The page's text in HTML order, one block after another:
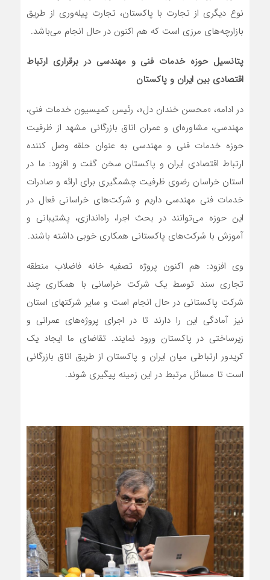
نوع دیگری از تجارت با پاکستان، تجارت پیله‌وری از طریق
بازارچه‌های مرزی است که هم اکنون در حال انجام می‌باشد.
پتانسیل حوزه خدمات فنی و مهندسی در برقراری ارتباط
اقتصادی بین ایران و پاکستان
در ادامه، «محسن خندان دل»، رئیس کمیسیون خدمات فنی،
مهندسی، مشاوره‌ای و عمران اتاق بازرگانی مشهد از ظرفیت
حوزه خدمات فنی و مهندسی به عنوان حلقه وصل کننده
ارتباط اقتصادی ایران و پاکستان سخن گفت و افزود: ما در
استان خراسان رضوی ظرفیت چشمگیری برای ارائه و صادرات
خدمات فنی مهندسی داریم و شرکت‌های خراسانی فعال در
این حوزه می‌توانند در بحث اجرا، راه‌اندازی، پشتیبانی و
آموزش با شرکت‌های پاکستانی همکاری خوبی داشته باشند.
وی افزود: هم اکنون پروژه تصفیه خانه فاضلاب منطقه
تجاری سند توسط یک شرکت خراسانی با همکاری چند
شرکت‌ پاکستانی در حال انجام است و سایر شرکت‎های استان
نیز آمادگی این را دارند تا در اجرای پروژه‌های عمرانی و
زیرساختی در پاکستان ورود نمایند. تقاضای ما ایجاد یک
کریدور ارتباطی میان ایران و پاکستان از طریق اتاق بازرگانی
است تا مسائل مرتبط در این زمینه پیگیری شوند.